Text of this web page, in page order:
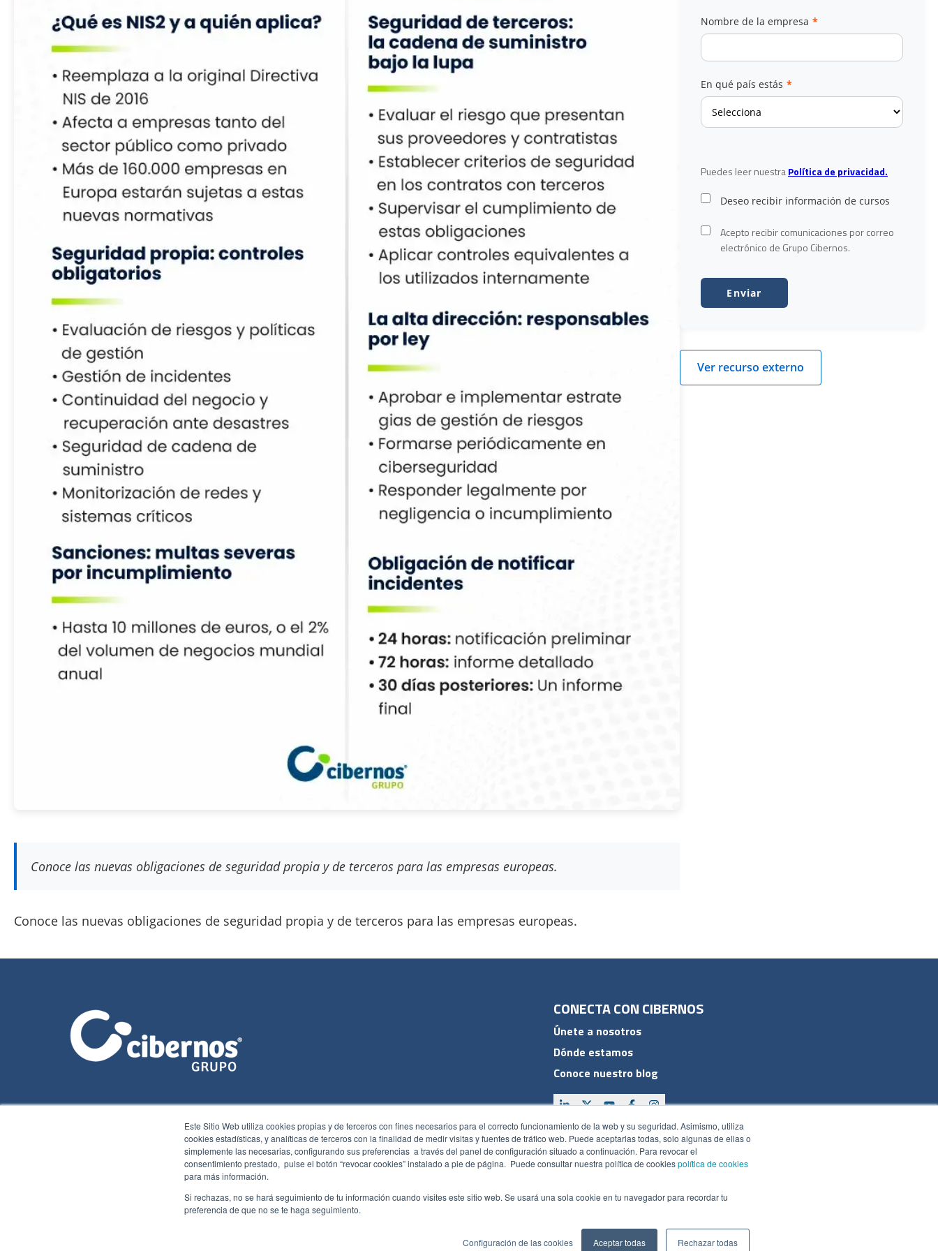
Este Sitio Web utiliza cookies propias y de terceros con fines necesarios para el correcto funcionamiento de la web y su seguridad. Asimismo, utiliza
cookies estadísticas, y analíticas de terceros con la finalidad de medir visitas y fuentes de tráfico web. Puede aceptarlas todas, solo algunas de ellas o
simplemente las necesarias, configurando sus preferencias a través del panel de configuración situado a continuación. Para revocar el
consentimiento prestado, pulse el botón “revocar cookies” instalado a pie de página. Puede consultar nuestra política de cookiespolítica de cookies
para más información.
Si rechazas, no se hará seguimiento de tu información cuando visites este sitio web. Se usará una sola cookie en tu navegador para recordar tu
preferencia de que no se te haga seguimiento.
Configuración de las cookies Aceptar todas Rechazar todas
académica y administrativa.
Conoce las nuevas obligaciones de seguridad propia y de terceros para las empresas europeas.
Conoce las nuevas obligaciones de seguridad propia y de terceros para las empresas europeas.
Nombre de la empresa *
En qué país estás *
Puedes leer nuestraPolítica de privacidad.
Deseo recibir información de cursos
Acepto recibir comunicaciones por correo
electrónico de Grupo Cibernos.
Ver recurso externo
Aviso legal Política de cookies Política de seguridad
CONECTA CON CIBERNOS
Únete a nosotros
Dónde estamos
Conoce nuestro blog
ACCESOS
Plan CRM